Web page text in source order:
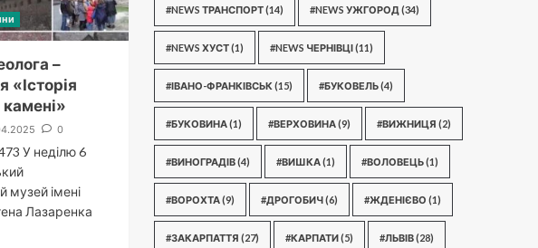
–
«Історія
0
У неділю 6
музей імені
Лазаренка
#NEWS ТРАНСПОРТ(14) #NEWS УЖГОРОД (34)
#NEWS ХУСТ(1) #NEWS ЧЕРНІВЦІ(11)
#ІВАНО-ФРАНКІВСЬК(15) #БУКОВЕЛЬ(4)
#БУКОВИНА(1) #ВЕРХОВИНА(9) #ВИЖНИЦЯ (2)
#ВИНОГРАДІВ(4) #ВИШКА(1) #ВОЛОВЕЦЬ(1)
#ВОРОХТА(9) #ДРОГОБИЧ(6) #ЖДЕНІЄВО (1)
#ЗАКАРПАТТЯ (27) #КАРПАТИ(5) #ЛЬВІВ(28)